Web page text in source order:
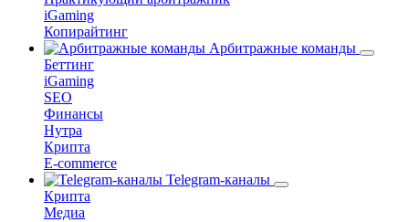
iGaming
Копирайтинг
Арбитражные команды
Беттинг
iGaming
SEO
Финансы
Нутра
Крипта
E-commerce
Telegram-каналы
Крипта
Медиа